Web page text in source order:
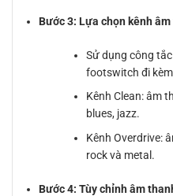
Bước 3: Lựa chọn kênh
Sử dụng công
footswitch đi
Kênh Clean: âm
blues, jazz.
Kênh Overdrive:
rock và metal.
Bước 4: Tùy chỉnh âm